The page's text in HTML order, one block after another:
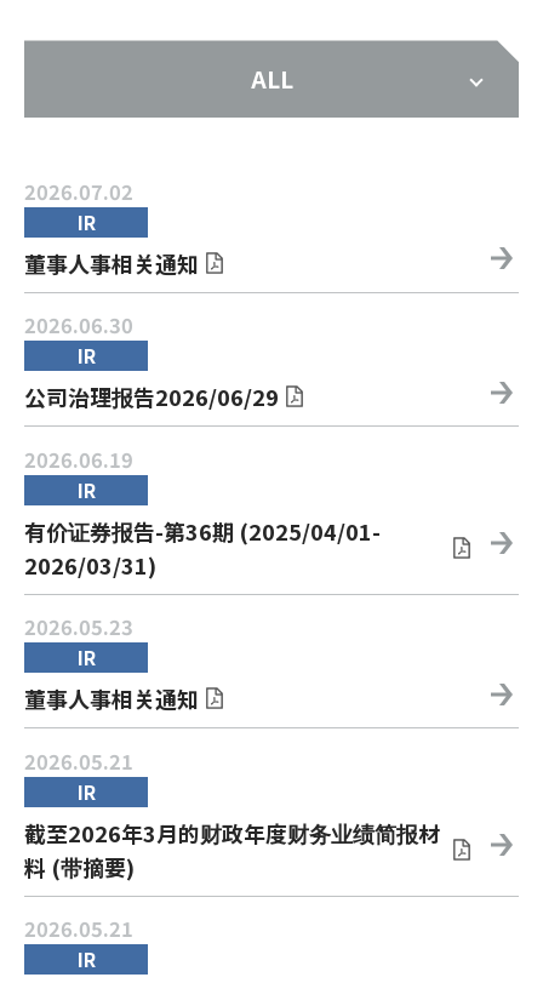
ALL
IR
2026.07.02
董事人事相关通知
IR
2026.06.30
公司治理报告2026/06/29
IR
2026.06.19
有价证券报告-第36期 (2025/04/01-
2026/03/31)
IR
2026.05.23
董事人事相关通知
IR
2026.05.21
截至2026年3月的财政年度财务业绩简报材
料 (带摘要)
IR
2026.05.21